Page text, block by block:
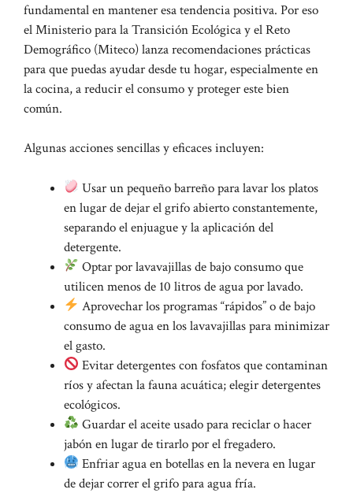
fundamental en mantener esa tendencia positiva. Por eso
el Ministerio para la Transición Ecológica y el Reto
Demográfico (Miteco) lanza recomendaciones prácticas
para que puedas ayudar desde tu hogar, especialmente en
la cocina, a reducir el consumo y proteger este bien
común.
Algunas acciones sencillas y eficaces incluyen:
Usar un pequeño barreño para lavar los platos
en lugar de dejar el grifo abierto constantemente,
separando el enjuague y la aplicación del
detergente.
Optar por lavavajillas de bajo consumo que
utilicen menos de 10 litros de agua por lavado.
Aprovechar los programas “rápidos” o de bajo
consumo de agua en los lavavajillas para minimizar
el gasto.
Evitar detergentes con fosfatos que contaminan
ríos y afectan la fauna acuática; elegir detergentes
ecológicos.
Guardar el aceite usado para reciclar o hacer
jabón en lugar de tirarlo por el fregadero.
Enfriar agua en botellas en la nevera en lugar
de dejar correr el grifo para agua fría.